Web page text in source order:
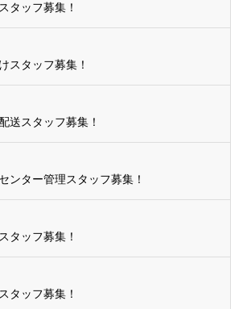
タッフ募集！
スタッフ募集！
送スタッフ募集！
ンター管理スタッフ募集！
タッフ募集！
タッフ募集！